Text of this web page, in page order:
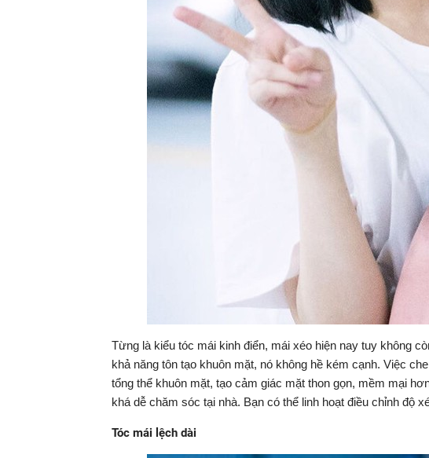
Từng là kiểu tóc mái kinh điển, mái xéo hiện nay tuy không
khả năng tôn tạo khuôn mặt, nó không hề kém cạnh. Việc
tổng thể khuôn mặt, tạo cảm giác mặt thon gọn, mềm mại
khá dễ chăm sóc tại nhà. Bạn có thể linh hoạt điều chỉnh độ
Tóc mái lệch dài